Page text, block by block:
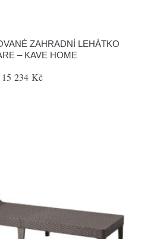
ZAHRADNÍ LEHÁTKO
– KAVE HOME
15 234 Kč